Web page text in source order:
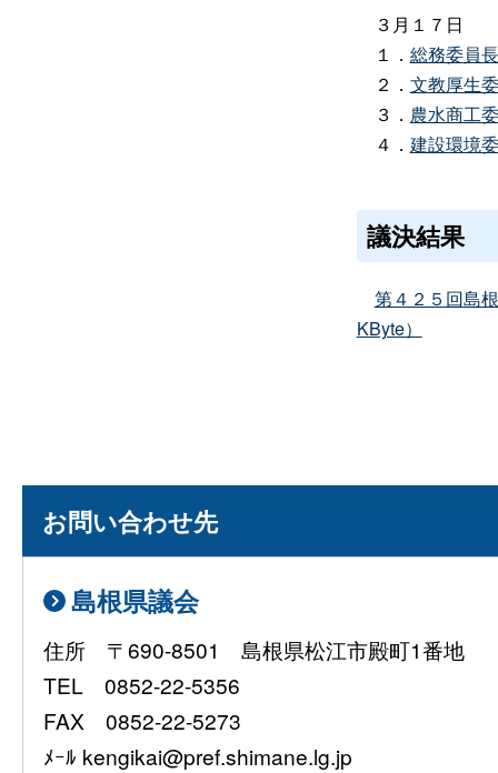
３月１７日
１． 総務委員
２． 文教厚生
３． 農水商工
４． 建設環境
議決結果
第４２５回島
KByte）
お問い合わせ先
島根県議会
住所 〒690-8501 島根県松江市殿町1番地
TEL 0852-22-5356
FAX 0852-22-5273
ﾒｰﾙ kengikai@pref.shimane.lg.jp